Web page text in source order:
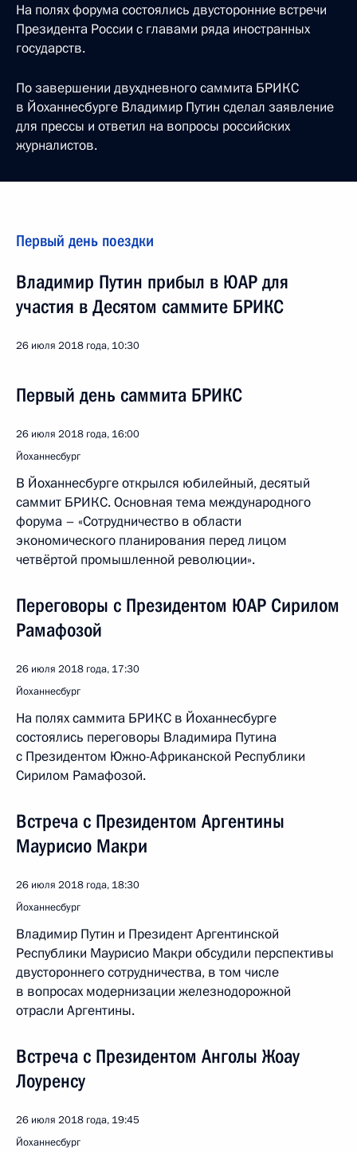
На полях форума состоялись двусторонние встречи
Президента России с главами ряда иностранных
государств.
По завершении двухдневного саммита БРИКС
в Йоханнесбурге Владимир Путин сделал заявление
для прессы и ответил на вопросы российских
журналистов.
Первый день поездки
Владимир Путин прибыл в ЮАР для
участия в Десятом саммите БРИКС
26 июля 2018 года, 10:30
Первый день саммита БРИКС
26 июля 2018 года, 16:00
Йоханнесбург
В Йоханнесбурге открылся юбилейный, десятый
саммит БРИКС. Основная тема международного
форума – «Сотрудничество в области
экономического планирования перед лицом
четвёртой промышленной революции».
Переговоры с Президентом ЮАР Сирилом
Рамафозой
26 июля 2018 года, 17:30
Йоханнесбург
На полях саммита БРИКС в Йоханнесбурге
состоялись переговоры Владимира Путина
с Президентом Южно-Африканской Республики
Сирилом Рамафозой.
Встреча с Президентом Аргентины
Маурисио Макри
26 июля 2018 года, 18:30
Йоханнесбург
Владимир Путин и Президент Аргентинской
Республики Маурисио Макри обсудили перспективы
двустороннего сотрудничества, в том числе
в вопросах модернизации железнодорожной
отрасли Аргентины.
Встреча с Президентом Анголы Жоау
Лоуренсу
26 июля 2018 года, 19:45
Йоханнесбург